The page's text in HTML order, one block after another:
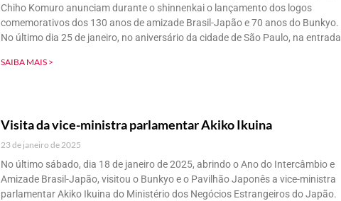
Chiho Komuro anunciam durante o shinnenkai o lançamento dos logos
comemorativos dos 130 anos de amizade Brasil-Japão e 70 anos do Bunkyo.
No último dia 25 de janeiro, no aniversário da cidade de São Paulo, na entrada
SAIBA MAIS >
Visita da vice-ministra parlamentar Akiko Ikuina
23 de janeiro de 2025
No último sábado, dia 18 de janeiro de 2025, abrindo o Ano do Intercâmbio e
Amizade Brasil-Japão, visitou o Bunkyo e o Pavilhão Japonês a vice-ministra
parlamentar Akiko Ikuina do Ministério dos Negócios Estrangeiros do Japão.